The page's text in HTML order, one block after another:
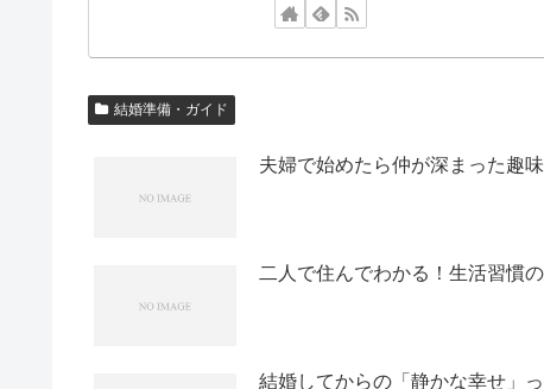
結婚準備・ガイド
夫婦で始めたら仲が深まった趣
二人で住んでわかる！生活習慣
結婚してからの「静かな幸せ」